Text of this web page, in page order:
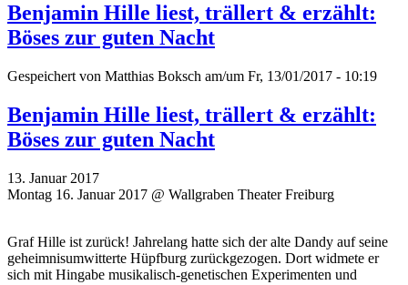
Benjamin Hille liest, trällert & erzählt:
Böses zur guten Nacht
Gespeichert von Matthias Boksch am/um Fr, 13/01/2017 - 10:19
Benjamin Hille liest, trällert & erzählt:
Böses zur guten Nacht
13. Januar 2017
Montag 16. Januar 2017 @ Wallgraben Theater Freiburg
Graf Hille ist zurück! Jahrelang hatte sich der alte Dandy auf seine
geheimnisumwitterte Hüpfburg zurückgezogen. Dort widmete er
sich mit Hingabe musikalisch-genetischen Experimenten und